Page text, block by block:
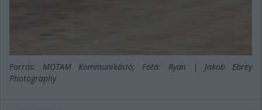
Forrás: MOTAM Kommunikáció; Fotó: Ryan | Jakob Ebrey
Photography